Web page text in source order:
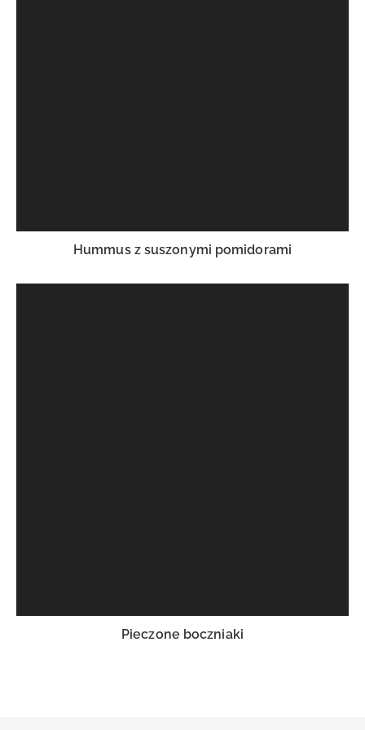
Hummus z suszonymi pomidorami
Pieczone boczniaki